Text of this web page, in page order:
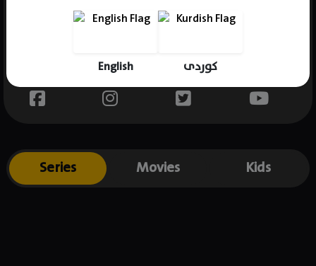
English کوردی
Gender : male
Place of birth : USA
Series Movies Kids